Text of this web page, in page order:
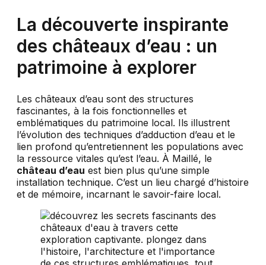
La découverte inspirante
des châteaux d’eau : un
patrimoine à explorer
Les châteaux d’eau sont des structures
fascinantes, à la fois fonctionnelles et
emblématiques du patrimoine local. Ils illustrent
l’évolution des techniques d’adduction d’eau et le
lien profond qu’entretiennent les populations avec
la ressource vitales qu’est l’eau. À Maillé, le
château d’eau est bien plus qu’une simple
installation technique. C’est un lieu chargé d’histoire
et de mémoire, incarnant le savoir-faire local.